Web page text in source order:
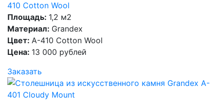
410 Cotton Wool
Площадь: 1,2 м2
Материал: Grandex
Цвет: A-410 Cotton Wool
Цена: 13 000 рублей
Заказать